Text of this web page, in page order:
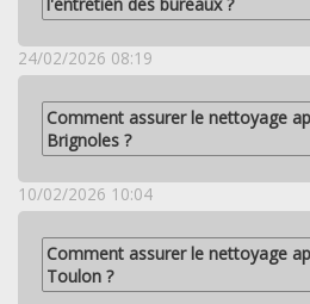
24/02/2026 08:19
Comment assurer le nettoyage
Brignoles ?
10/02/2026 10:04
Comment assurer le nettoyage
Toulon ?